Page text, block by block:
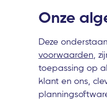
Onze
Deze
voorwaarden,
toepassing op
klant en ons,